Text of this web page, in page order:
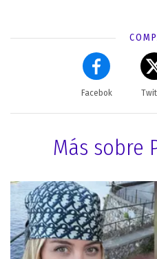
Facebok
Más sobre